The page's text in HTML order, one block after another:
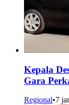
Kepala
Gara
Regional•7